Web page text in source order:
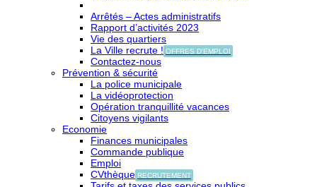
Arrêtés – Actes administratifs
Rapport d’activités 2023
Vie des quartiers
La Ville recrute ! OFFRES D'EMPLOI
Contactez-nous
Prévention & sécurité
La police municipale
La vidéoprotection
Opération tranquillité vacances
Citoyens vigilants
Economie
Finances municipales
Commande publique
Emploi
CVthèque RECRUTEMENT